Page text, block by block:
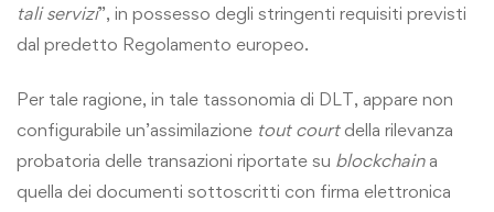
tali servizi”, in possesso degli stringenti requisiti previsti
dal predetto Regolamento europeo.
Per tale ragione, in tale tassonomia di DLT, appare non
configurabile un’assimilazione tout courtdella rilevanza
probatoria delle transazioni riportate su blockchaina
quella dei documenti sottoscritti con firma elettronica